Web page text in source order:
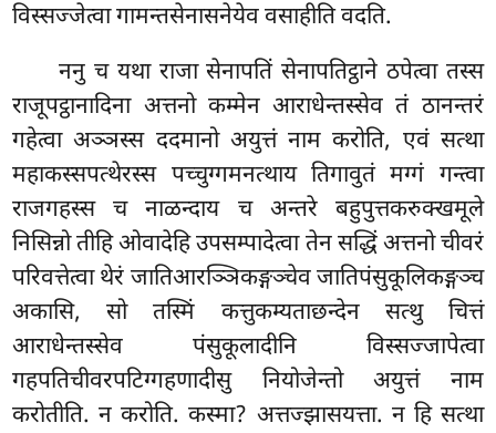
विस्सज्जेत्वा गामन्तसेनासनेयेव वसाहीति वदति.
ननु च यथा राजा सेनापतिं सेनापतिट्ठाने ठपेत्वा तस्स
राजूपट्ठानादिना अत्तनो कम्मेन आराधेन्तस्सेव तं ठानन्तरं
गहेत्वा अञ्ञस्स ददमानो अयुत्तं नाम करोति, एवं सत्था
महाकस्सपत्थेरस्स पच्चुग्गमनत्थाय तिगावुतं मग्गं गन्त्वा
राजगहस्स च नाळन्दाय च अन्तरे बहुपुत्तकरुक्खमूले
निसिन्नो तीहि ओवादेहि उपसम्पादेत्वा तेन सद्धिं अत्तनो चीवरं
परिवत्तेत्वा थेरं जातिआरञ्ञिकङ्गञ्चेव जातिपंसुकूलिकङ्गञ्च
अकासि, सो तस्मिं कत्तुकम्यताछन्देन सत्थु चित्तं
आराधेन्तस्सेव पंसुकूलादीनि विस्सज्जापेत्वा
गहपतिचीवरपटिग्गहणादीसु नियोजेन्तो अयुत्तं नाम
करोतीति. न करोति. कस्मा? अत्तज्झासयत्ता. न हि सत्था